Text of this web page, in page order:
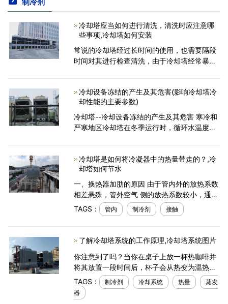
冷却塔应当如何进行清洗，清洗时应注意哪
些事项,冷却塔如何安装
常说的冷却塔经过长时间的使用，也需要隔段
时间对其进行检查清洗，由于冷却塔经常暴露
冷却塔的内部，长此以
冷却设备冻结的产生及其危害(影响冷却塔冷
却性能的主要参数)
冷却塔--冷却设备冻结的产生及其危害 寒冷和
严寒地区冷却塔在冬季运行时，循环水温度要
冻结危害，常见
冷却塔是如何将冷凝器中的热量带走的？,冷
却塔如何节水
一、换热器加肋的原因 由于管内外的放热系数
相差悬殊，管外空气 侧的放热系数较小，通常
只有30～50 w/m2.℃， 而管内R12或R22的
放热系数可高达1000～3000 w/m2.℃ ，所以
在蛇管外部设有肋片，
TAGS： 管内 制冷剂 接触
了解冷却塔系统的工作原理,冷却塔系统图片
你注意到了吗？当你在桌子上放一杯热咖啡并
将其放置一段时间后，杯子会从热变为温热，
有时会变冷。你有没有想过，热量去了哪里？
因为咖啡杯中的热量被替换为室温，其中杯子
和桌面温度起到使
TAGS： 制冷剂 冷却系统 热量
蒸发
器